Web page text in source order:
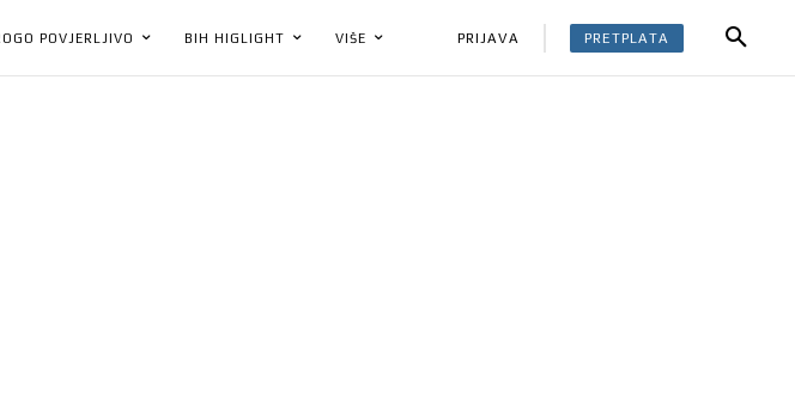
POVJERLJIVO BIH HIGLIGHT VIŠE PRIJAVA PRETPLATA